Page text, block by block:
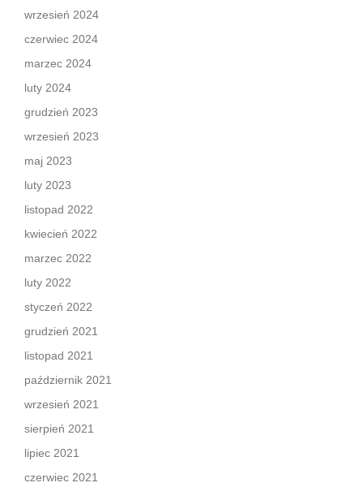
wrzesień 2024
czerwiec 2024
marzec 2024
luty 2024
grudzień 2023
wrzesień 2023
maj 2023
luty 2023
listopad 2022
kwiecień 2022
marzec 2022
luty 2022
styczeń 2022
grudzień 2021
listopad 2021
październik 2021
wrzesień 2021
sierpień 2021
lipiec 2021
czerwiec 2021